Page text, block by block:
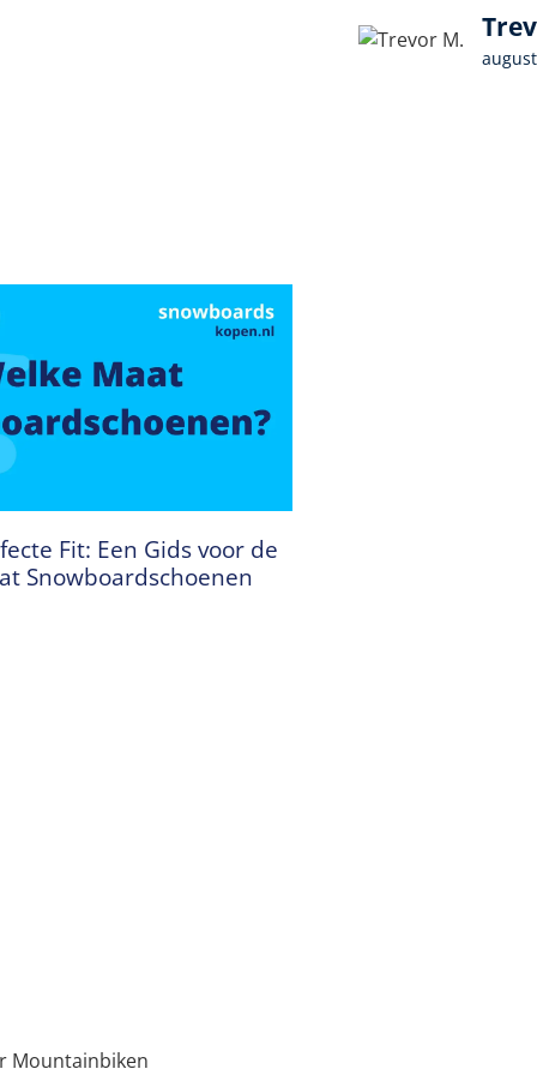
Fit: Een Gids voor de
Snowboardschoenen
Mountainbiken